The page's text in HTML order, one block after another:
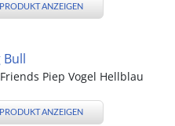
PRODUKT ANZEIGEN
Bull
Piep Vogel Hellblau
PRODUKT ANZEIGEN